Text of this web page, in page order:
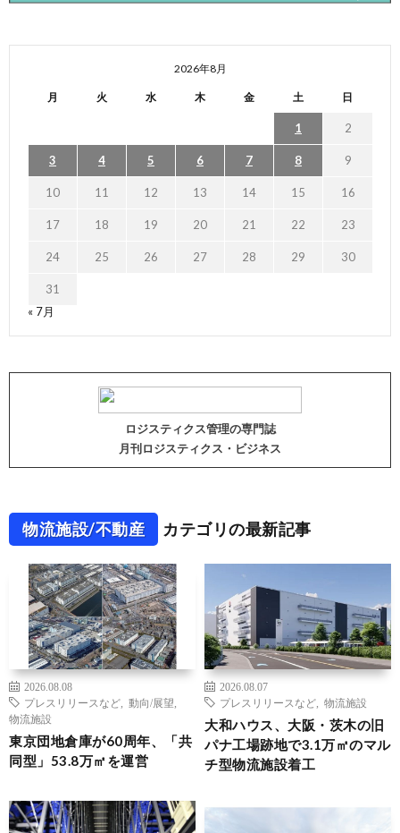
2026年8月
月 火 水 木 金 土 日
1 2
3 4 5 6 7 8 9
10 11 12 13 14 15 16
17 18 19 20 21 22 23
24 25 26 27 28 29 30
31
« 7月
ロジスティクス管理の専門誌
月刊ロジスティクス・ビジネス
物流施設/不動産 カテゴリの最新記事
2026.08.08
プレスリリースなど
動向/展望
物流施設
東京団地倉庫が60周年、「共
同型」53.8万㎡を運営
2026.08.07
プレスリリースなど
物流施設
大和ハウス、大阪・茨木の旧
パナ工場跡地で3.1万㎡のマル
チ型物流施設着工